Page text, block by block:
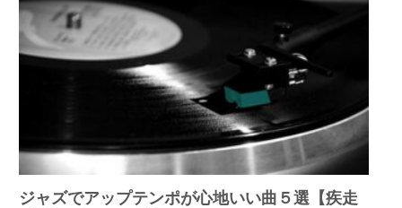
ジャズでアップテンポが心地いい曲５選【疾走